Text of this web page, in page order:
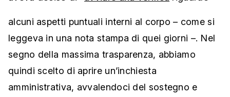
alcuni aspetti puntuali interni al corpo – come si
leggeva in una nota stampa di quei giorni –. Nel
segno della massima trasparenza, abbiamo
quindi scelto di aprire un’inchiesta
amministrativa, avvalendoci del sostegno e